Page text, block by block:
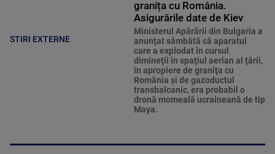
STIRI EXTERNE
granița cu România.
Asigurările date de Kiev
Ministerul Apărării din Bulgaria a
anunţat sâmbătă că aparatul
care a explodat în cursul
dimineţii în spaţiul aerian al ţării,
în apropiere de graniţa cu
România şi de gazoductul
transbalcanic, era probabil o
dronă momeală ucraineană de tip
Maya.